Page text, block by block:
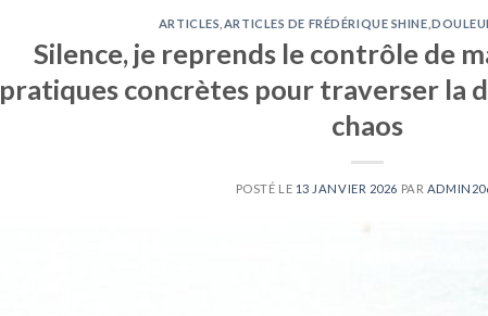
ARTICLES ARTICLES DE FRÉDÉRIQUE SHINE ,
Silence, je reprends le contrôle de
pratiques concrètes pour traverser la
chaos
POSTÉ LE 13 JANVIER 2026 PAR